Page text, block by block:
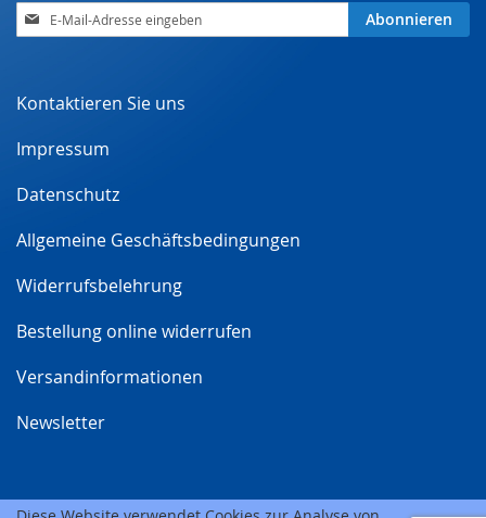
Anmeldung
zum
Abonnieren
Kontaktieren Sie uns
Impressum
Datenschutz
Allgemeine Geschäftsbedingungen
Widerrufsbelehrung
Bestellung online widerrufen
Versandinformationen
Newsletter